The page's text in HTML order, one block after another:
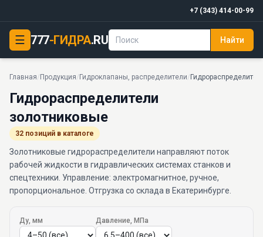
+7 (343) 414-00-99
☰ 777-ГИДРА.RU Найти
Главная/ Продукция/ Гидроклапаны, распределители/
Гидрораспределители
золотниковые
32 позиций в каталоге
Золотниковые гидрораспределители направляют поток
рабочей жидкости в гидравлических системах станков и
спецтехники. Управление: электромагнитное, ручное,
пропорциональное. Отгрузка со склада в Екатеринбурге.
Ду, мм Давление, МПа